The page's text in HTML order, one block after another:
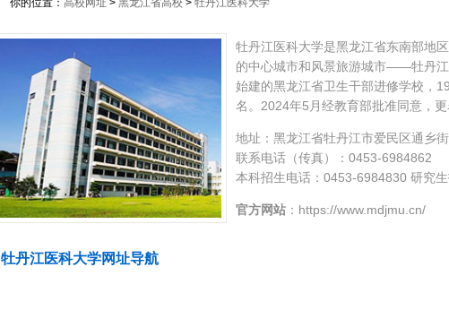
你的位置： 高校网址 > 黑龙江省高校 > 牡丹江医科大学
牡丹江医科大学是黑龙江省东南部地
的中心城市和风景旅游城市——牡丹
始建的黑龙江省卫生干部进修学校，
名。2024年5月经教育部批准同意，更
地址：黑龙江省牡丹江市爱民区通乡
联系电话（传真）：0453-6984862
本科招生电话：0453-6984830 研究
官方网站 ：https://www.mdjmu.cn/
牡丹江医科大学网址导航